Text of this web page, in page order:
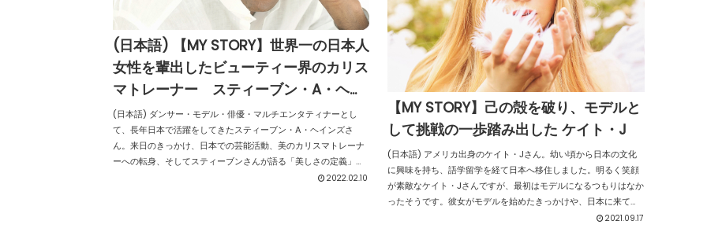
(日本語) 【MY STORY】世界一の日本人
女性を輩出したビューティー界のカリス
マトレーナー スティーブン・A・ヘイ
ンズ（第1回／全3回）
(日本語) ダンサー・モデル・俳優・マルチエンタティナーとし
て、長年日本で活躍をしてきたスティーブン・A・ヘインズさ
ん。来日のきっかけ、日本での芸能活動、美のカリスマトレーナ
ーへの転身、そしてスティーブンさんが語る「美しさの定義」と
は。今回はインタビューを3回に分けてお届けしていきます。第1
2022.02.10
【MY STORY】己の殻を破り、モデルと
して挑戦の一歩踏み出した ケイト・J
(日本語) アメリカ出身のケイト・Jさん。幼い頃から日本の文化
に興味を持ち、語学留学を経て日本へ移住しました。明るく笑顔
が素敵なケイト・Jさんですが、最初はモデルになるつもりはなか
ったそうです。彼女がモデルを始めたきっかけや、日本に来てよ
2021.09.17